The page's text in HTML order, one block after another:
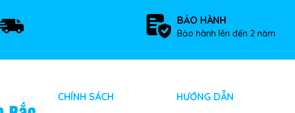
BẢO HÀNH
Bảo hành lên đến 2 năm
CHÍNH SÁCH HƯỚNG DẪN